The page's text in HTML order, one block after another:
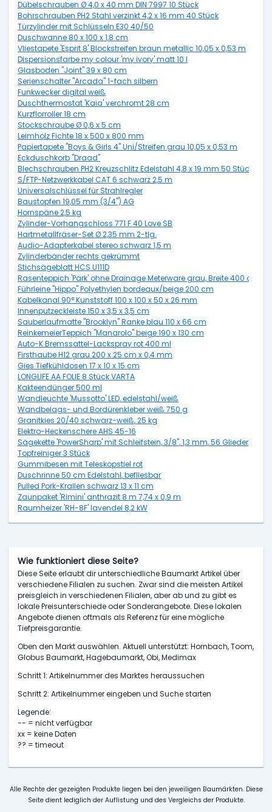
Dübelschrauben Ø 4,0 x 40 mm DIN 7997 10 Stück
Bohrschrauben PH2 Stahl verzinkt 4,2 x 16 mm 40 Stück
Türzylinder mit Schlüsseln E30 40/50
Duschwanne 80 x 100 x 1,8 cm
Vliestapete 'Esprit 8' Blockstreifen braun metallic 10,05 x 0,53 m
Dispersionsfarbe my colour 'my ivory' matt 10 l
Glasboden "Joint" 39 x 80 cm
Serienschalter "Arcada" 1-fach silbern
Funkwecker digital weiß
Duschthermostat 'Kaia' verchromt 28 cm
Kurzflorroller 18 cm
Stockschraube Ø 0,6 x 5 cm
Leimholz Fichte 18 x 500 x 800 mm
Papiertapete "Boys & Girls 4" Uni/Streifen grau 10,05 x 0,53 m
Eckduschkorb "Draad"
Blechschrauben PH2 Kreuzschlitz Edelstahl 4,8 x 19 mm 50 Stück
S/FTP-Netzwerkkabel CAT 6 schwarz 2,5 m
Universalschlüssel für Strahlregler
Baustopfen 19,05 mm (3/4") AG
Hornspäne 2,5 kg
Zylinder-Vorhangschloss 771 F 40 Love SB
Hartmetallfräser-Set Ø 2,35 mm 2-tlg.
Audio-Adapterkabel stereo schwarz 1,5 m
Zylinderbänder rechts gekrümmt
Stichsägeblatt HCS U111D
Rasenteppich 'Park' ohne Drainage Meterware grau, Breite 400 cm
Führleine "Hippo" Polyethylen bordeaux/beige 200 cm
Kabelkanal 90° Kunststoff 100 x 100 x 50 x 26 mm
Innenputzeckleiste 150 x 3,5 x 3,5 cm
Sauberlaufmatte "Brooklyn" Ranke blau 110 x 66 cm
ReinkemeierTeppich "Manarolo" beige 190 x 130 cm
Auto-K Bremssattel-Lackspray rot 400 ml
Firsthaube H12 grau 200 x 25 cm x 0,4 mm
Gies Tiefkühldosen 17 x 10 x 15 cm
LONGLIFE AA FOLIE 8 Stück VARTA
Kakteendünger 500 ml
Wandleuchte 'Mussotto' LED, edelstahl/weiß
Wandbelags- und Bordürenkleber weiß 750 g
Granitkies 20/40 schwarz-weiß, 25 kg
Elektro-Heckenschere AHS 45-16
Sägekette 'PowerSharp' mit Schleifstein, 3/8", 1,3 mm, 56 Glieder
Topfreiniger 3 Stück
Gummibesen mit Teleskopstiel rot
Duschrinne 50 cm Edelstahl, befliesbar
Pulled Pork-Krallen schwarz 13 x 11 cm
Zaunpaket 'Rimini' anthrazit 8 m 7,74 x 0,9 m
Raumheizer 'RH-8F' lavendel 8,2 kW
Wie funktioniert diese Seite?
Diese Seite erlaubt dir unterschiedliche Baumarkt Artikel über
verschiedene Filialen zu suchen. Zwar sind die meisten Artikel
preisgleich in verschiedenen Filialen, aber ab und zu gibt es
lokale Preisunterschiede oder Sonderangebote. Diese lokalen
Angebote dienen oftmals als Referenz für eine mögliche
Tiefpreisgarantie.
Oben den Markt auswählen. Aktuell unterstützt: Hornbach, Toom,
Globus Baumarkt, Hagebaumarkt, Obi, Medimax
Schritt 1: Artikelnummer des Marktes heraussuchen
Schritt 2: Artikelnummer eingeben und Suche starten
Legende:
-- = nicht verfügbar
xx = keine Daten
?? = timeout
Alle Rechte der gezeigten Produkte liegen bei den jeweiligen Baumärkten. Diese
Seite dient lediglich der Auflistung und des Vergleichs der Produkte.